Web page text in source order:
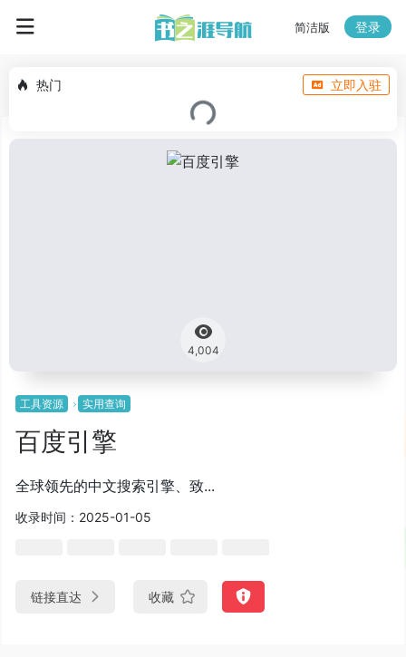
简洁版 登录
热门 立即入驻
4,004
工具资源 实用查询
百度引擎
全球领先的中文搜索引擎、致...
收录时间：2025-01-05
链接直达 收藏